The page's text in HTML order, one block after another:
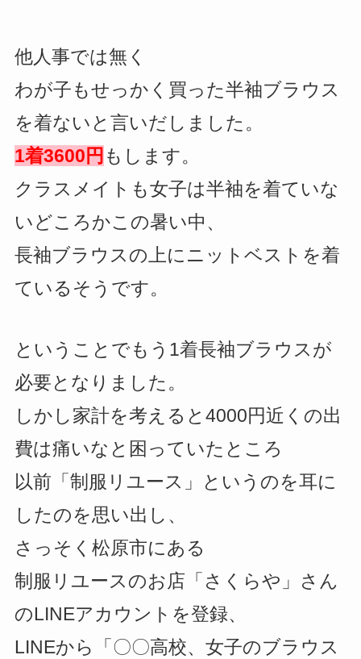
他人事では無く
わが子もせっかく買った半袖ブラウス
を着ないと言いだしました。
1着3600円 もします。
クラスメイトも女子は半袖を着ていな
いどころかこの暑い中、
長袖ブラウスの上にニットベストを着
ているそうです。
ということでもう1着長袖ブラウスが
必要となりました。
しかし家計を考えると4000円近くの出
費は痛いなと困っていたところ
以前「制服リユース」というのを耳に
したのを思い出し、
さっそく松原市にある
制服リユースのお店「さくらや」さん
のLINEアカウントを登録、
LINEから「〇〇高校、女子のブラウス